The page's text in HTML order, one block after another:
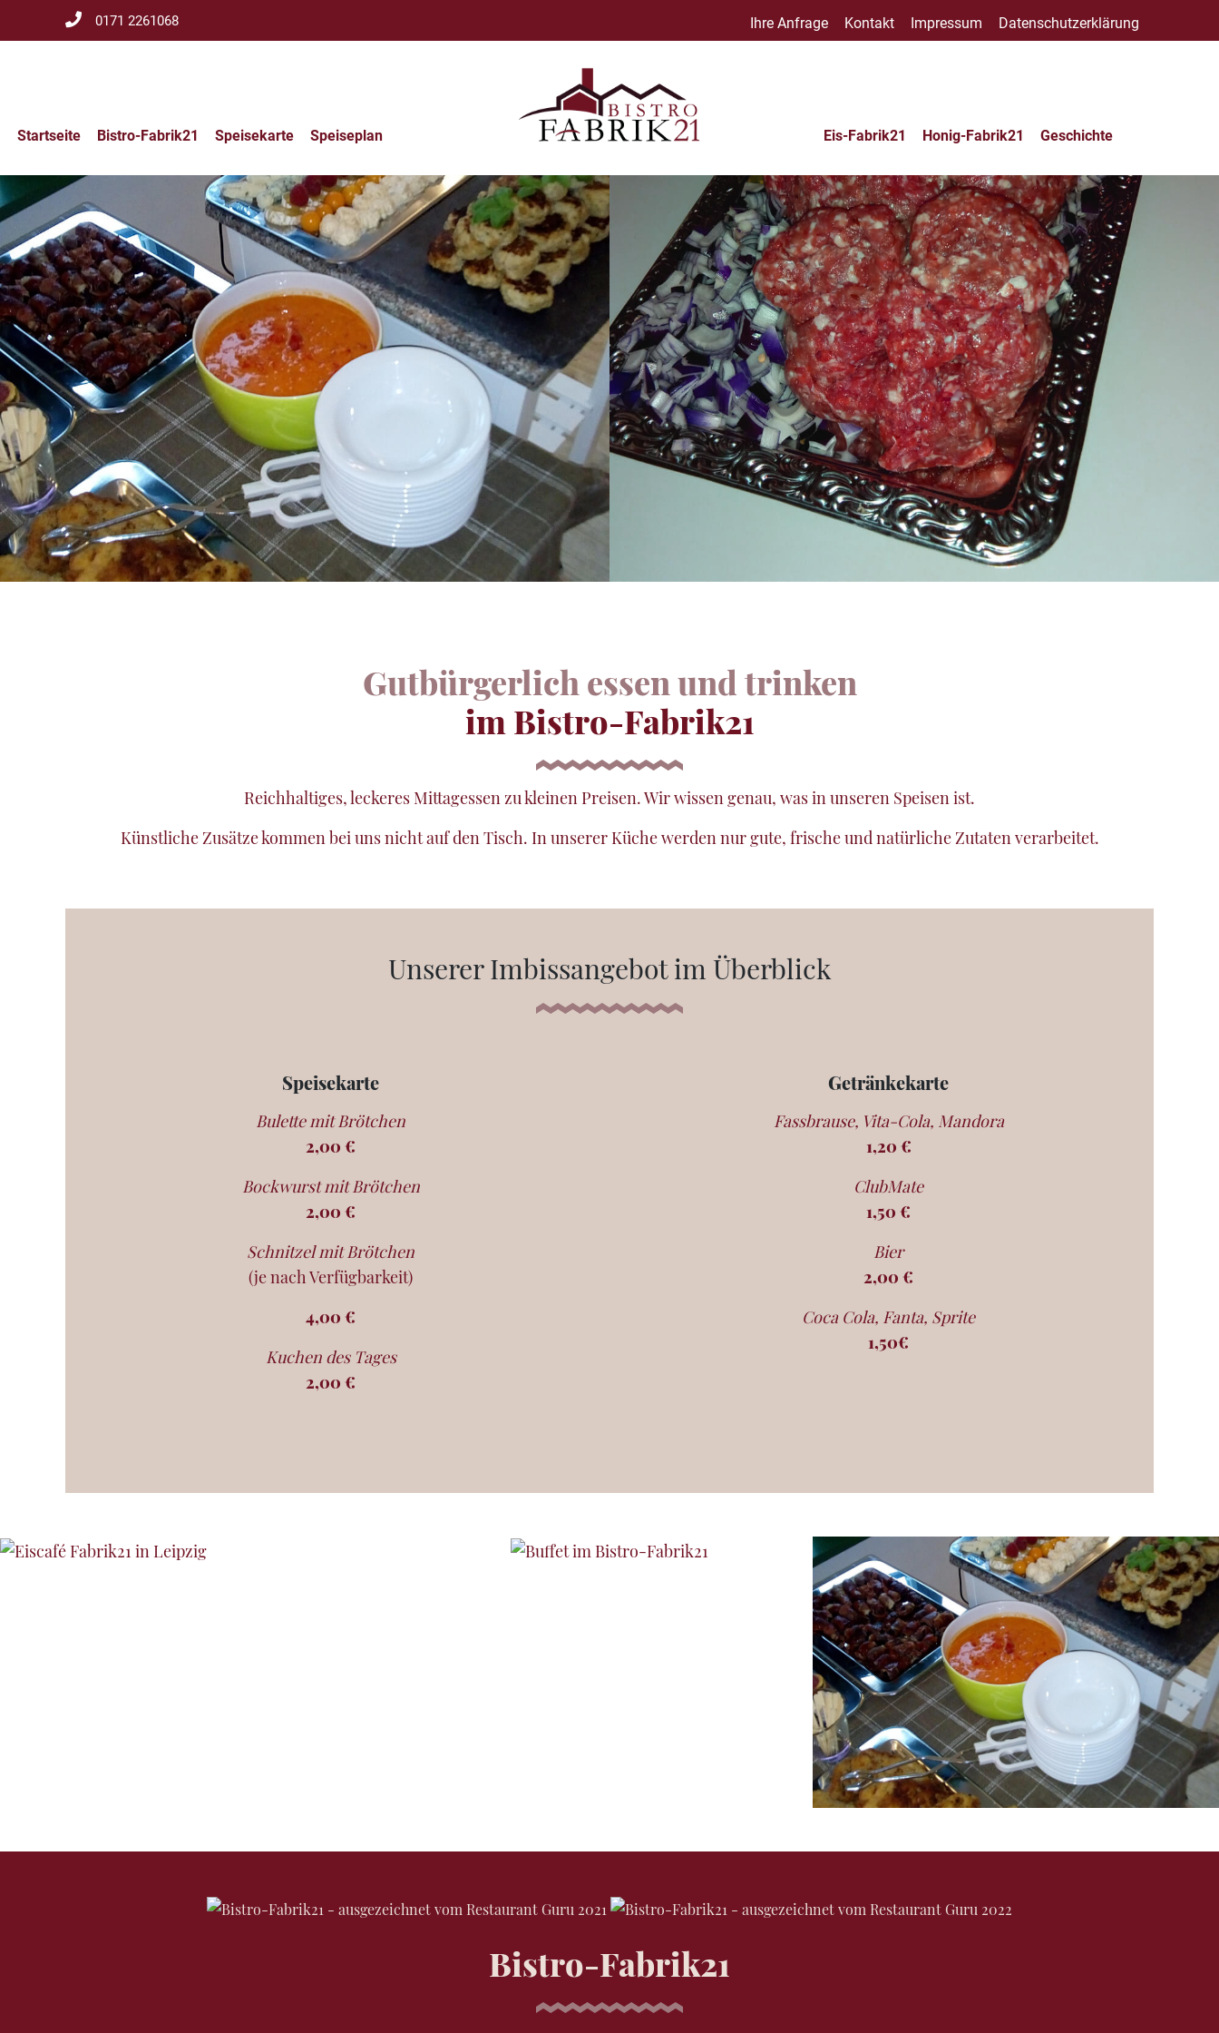
Inhalt
0171 2261068 Ihre Anfrage Kontakt Impressum Datenschutzerklärung
Startseite Bistro-Fabrik21 Speisekarte Speiseplan Eis-Fabrik21 Honig-Fabrik21 Geschichte
Gutbürgerlich essen und trinken
im Bistro-Fabrik21
Reichhaltiges, leckeres Mittagessen zu kleinen Preisen. Wir wissen genau, was in unseren Speisen ist.
Künstliche Zusätze kommen bei uns nicht auf den Tisch. In unserer Küche werden nur gute, frische und natürliche Zutaten verarbeitet.
Unserer Imbissangebot im Überblick
Speisekarte
Bulette mit Brötchen
2,00 €
Bockwurst mit Brötchen
2,00 €
Schnitzel mit Brötchen
(je nach Verfügbarkeit)
4,00 €
Kuchen des Tages
2,00 €
Getränkekarte
Fassbrause, Vita-Cola, Mandora
1,20 €
ClubMate
1,50 €
Bier
2,00 €
Coca Cola, Fanta, Sprite
1,50€
Bistro-Fabrik21